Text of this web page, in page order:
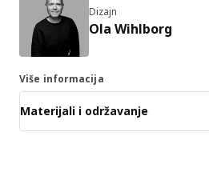
Dizajn
Ola Wihlborg
Više informacija
Materijali i održavanje